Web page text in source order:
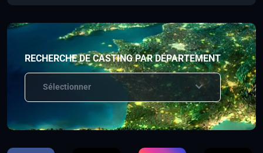
RECHERCHE DE CASTING PAR DÉPARTEMENT
Sélectionner